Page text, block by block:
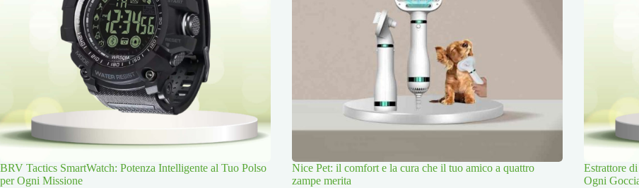
BRV Tactics SmartWatch: Potenza Intelligente al Tuo Polso
per Ogni Missione
Nice Pet: il comfort e la cura che il tuo amico a quattro
zampe merita
Estrattore
Ogni